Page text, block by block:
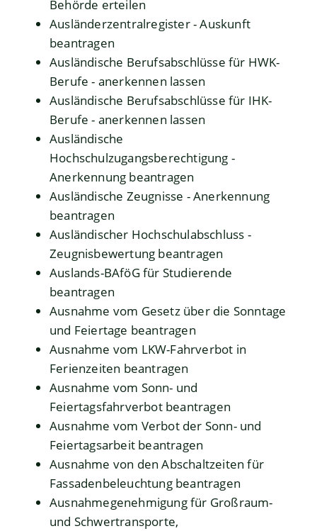
Behörde erteilen
Ausländerzentralregister - Auskunft
beantragen
Ausländische Berufsabschlüsse für HWK-
Berufe - anerkennen lassen
Ausländische Berufsabschlüsse für IHK-
Berufe - anerkennen lassen
Ausländische
Hochschulzugangsberechtigung -
Anerkennung beantragen
Ausländische Zeugnisse - Anerkennung
beantragen
Ausländischer Hochschulabschluss -
Zeugnisbewertung beantragen
Auslands-BAföG für Studierende
beantragen
Ausnahme vom Gesetz über die Sonntage
und Feiertage beantragen
Ausnahme vom LKW-Fahrverbot in
Ferienzeiten beantragen
Ausnahme vom Sonn- und
Feiertagsfahrverbot beantragen
Ausnahme vom Verbot der Sonn- und
Feiertagsarbeit beantragen
Ausnahme von den Abschaltzeiten für
Fassadenbeleuchtung beantragen
Ausnahmegenehmigung für Großraum-
und Schwertransporte,